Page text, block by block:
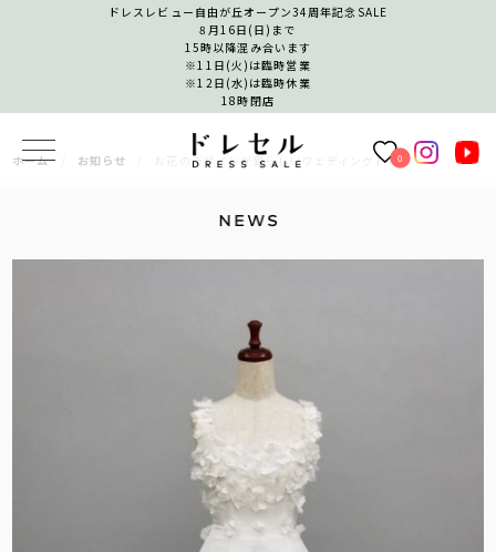
ドレスレビュー自由が丘オープン34周年記念SALE
8月16日(日)まで
15時以降混み合います
※11日(火)は臨時営業
※12日(水)は臨時休業
18時閉店
0
ホーム お知らせ お花のデザインが愛らしいウェディングドレス